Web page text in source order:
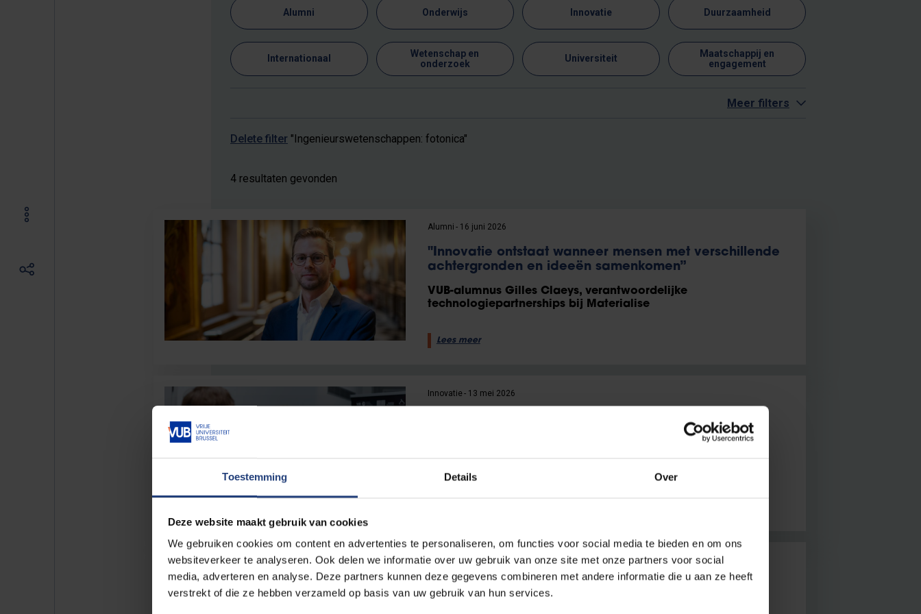
Toestemming Details Over
Deze website maakt gebruik van cookies
We gebruiken cookies om content en advertenties te personaliseren, om functies voor social media te bieden en om ons
websiteverkeer te analyseren. Ook delen we informatie over uw gebruik van onze site met onze partners voor social
media, adverteren en analyse. Deze partners kunnen deze gegevens combineren met andere informatie die u aan ze heeft
verstrekt of die ze hebben verzameld op basis van uw gebruik van hun services.
Alumni Onderwijs Innovatie Duurzaamheid
Internationaal
Wetenschap en
onderzoek
Universiteit
Maatschappij en
engagement
Meer filters
Delete filter "Ingenieurswetenschappen: fotonica"
4 resultaten gevonden
Alumni 16 juni 2026
"Innovatie ontstaat wanneer mensen met verschillende
achtergronden en ideeën samenkomen”
VUB-alumnus Gilles Claeys, verantwoordelijke
technologiepartnerships bij Materialise
Lees meer
Innovatie 13 mei 2026
Koningspaar bezoekt VUB Photonics Campus in
Koninklijk bezoek zet VUB-onderzoek naar fotonica, de
Einsteintelescoop en wetenschapseducatie in de kijker
Carrière 18 maart 2025
Alumnus Arno Bouwens werkt als R&D-directeur bij
biotech startup Perseus Biomics